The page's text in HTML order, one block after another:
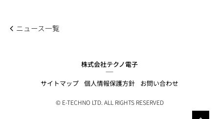
ニュース一覧
株式会社テクノ電子
サイトマップ 個人情報保護方針 お問い合わせ
© E-TECHNO LTD. ALL RIGHTS RESERVED